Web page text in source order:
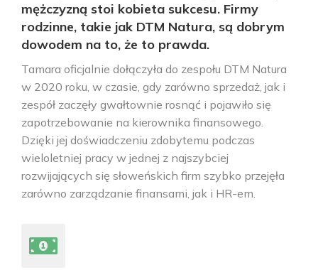
mężczyzną stoi kobieta sukcesu. Firmy
rodzinne, takie jak DTM Natura, są dobrym
dowodem na to, że to prawda.
Tamara oficjalnie dołączyła do zespołu DTM Natura
w 2020 roku, w czasie, gdy zarówno sprzedaż, jak i
zespół zaczęły gwałtownie rosnąć i pojawiło się
zapotrzebowanie na kierownika finansowego.
Dzięki jej doświadczeniu zdobytemu podczas
wieloletniej pracy w jednej z najszybciej
rozwijających się słoweńskich firm szybko przejęła
zarówno zarządzanie finansami, jak i HR-em.